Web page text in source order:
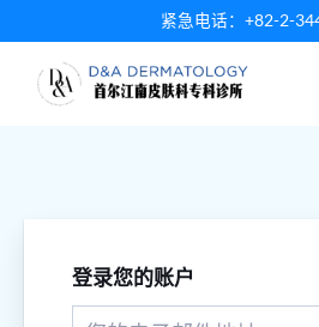
至
紧急电话：+82-2-
登录您的账户